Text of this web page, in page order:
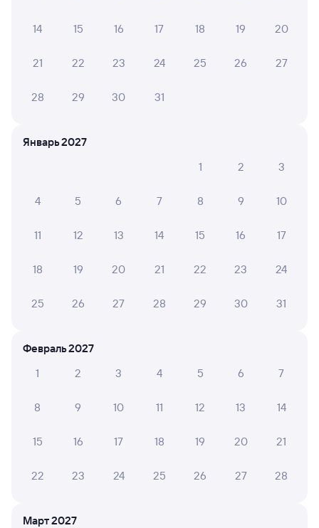
Отель Отель
Отзывы пассажиров Туту о поездах
отрицательные мнения
6 ТАТЬЯНА К.
Очень Громыхали колеса, спали только на остановках,
23 июля 2026 • Поезд 123Н
отношения к пассажироам
14 15 16 17 18 19 20
21 22 23 24 25 26 27
28 29 30 31
Январь 2027
1
2 3
4 5 6 7 8 9 10
11 12 13 14 15 16 17
18 19 20 21 22 23 24
25 26 27 28 29 30 31
Февраль 2027
1
2 3 4 5 6 7
8 9 10 11 12 13 14
15 16 17 18 19 20 21
22 23 24 25 26 27 28
Март 2027